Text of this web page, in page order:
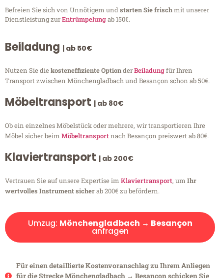
Befreien Sie sich von Unnötigem undstarten Sie frischmit unserer
Dienstleistung zurEntrümpelungab 150€.
Beiladung | ab 50€
Nutzen Sie diekosteneffiziente OptionderBeiladungfür Ihren
Transport zwischen Mönchengladbach und Besançon schon ab 50€.
Möbeltransport | ab 80€
Ob ein einzelnes Möbelstück oder mehrere, wir transportieren Ihre
Möbel sicher beim Möbeltransportnach Besançon preiswert ab 80€.
Klaviertransport | ab 200€
Vertrauen Sie auf unsere Expertise im Klaviertransport, um Ihr
wertvolles Instrument sicherab 200€ zu befördern.
Umzug: Mönchengladbach → Besançon
anfragen
Für einen detaillierte Kostenvoranschlag zu Ihrem Anliegen
für die Strecke Mönchengladbach → Besançon schicken Sie